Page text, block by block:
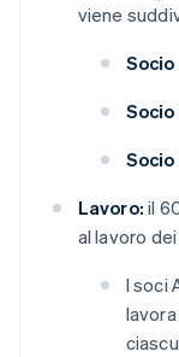
viene
Socio
Lavoro: il
al lavoro
I soci